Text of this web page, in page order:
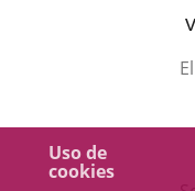
Uso de
cookies